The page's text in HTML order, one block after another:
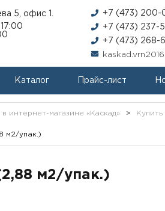
5, офис 1.
+7 (473) 200-
+7 (473) 237-
+7 (473) 268-
Каталог Прайс-лист
интернет-магазине «Каскад» > Купить
м2/упак.)
м2/упак.)